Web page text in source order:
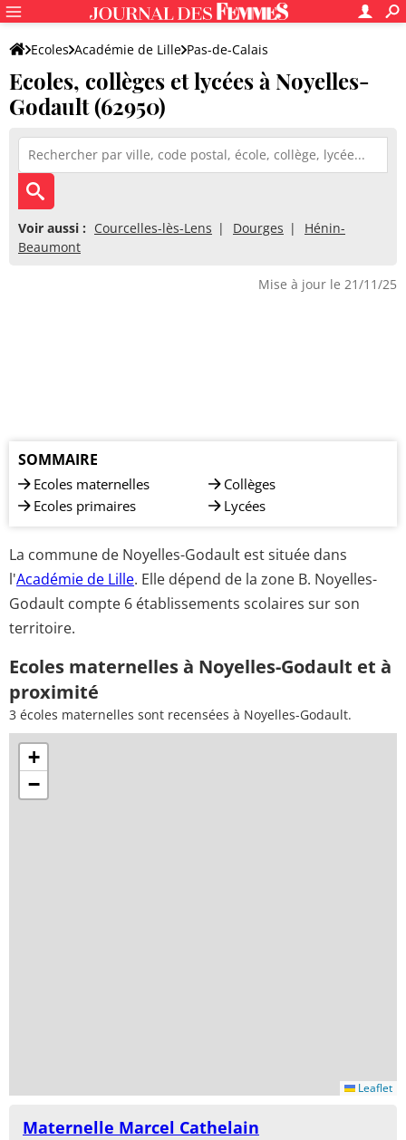
Ecoles Académie de Lille Pas-de-Calais
Ecoles, collèges et lycées à Noyelles-
Godault (62950)
Voir aussi : Courcelles-lès-Lens Dourges
Hénin-
Beaumont
Mise à jour le 21/11/25
SOMMAIRE
Ecoles maternelles
Ecoles primaires
Collèges
Lycées
La commune de Noyelles-Godault est située dans
l'Académie de Lille. Elle dépend de la zone B. Noyelles-
Godault compte 6 établissements scolaires sur son
territoire.
Ecoles maternelles à Noyelles-Godault et à
proximité
3 écoles maternelles sont recensées à Noyelles-Godault.
+
−
Leaflet
Maternelle Marcel Cathelain